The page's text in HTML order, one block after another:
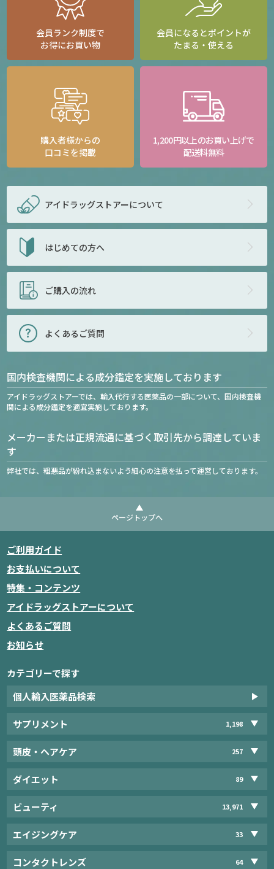
会員ランク制度で
お得にお買い物
会員になるとポイントが
たまる・使える
購入者様からの
口コミを掲載
1,200円以上のお買い上げで
配送料無料
アイドラッグストアーについて
はじめての方へ
ご購入の流れ
よくあるご質問
国内検査機関による成分鑑定を実施しております
アイドラッグストアーでは、輸入代行する医薬品の一部について、国内検査機
関による成分鑑定を適宜実施しております。
メーカーまたは正規流通に基づく取引先から調達していま
す
弊社では、粗悪品が紛れ込まないよう細心の注意を払って運営しております。
ページトップへ
ご利用ガイド
お支払いについて
特集・コンテンツ
アイドラッグストアーについて
よくあるご質問
お知らせ
カテゴリーで探す
個人輸入医薬品検索
サプリメント 1,198
頭皮・ヘアケア 257
ダイエット 89
ビューティ 13,971
エイジングケア 33
コンタクトレンズ 64